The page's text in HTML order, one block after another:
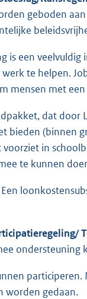
geboden
is een
te helpen.
mensen met
dat door
bieden (binnen
in
te kunnen
Een
worden gedaan.